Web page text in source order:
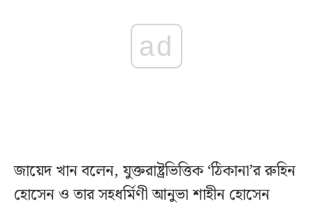
ad
জায়েদ খান বলেন, যুক্তরাষ্ট্রভিত্তিক ‘ঠিকানা’র রুহিন
হোসেন ও তার সহধর্মিণী আনুভা শাহীন হোসেন